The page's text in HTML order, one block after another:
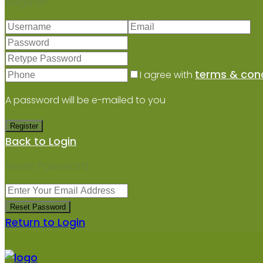
I agree with terms &
A password will be e-mailed to you
Register
Back to Login
Reset Password
Reset Password
Return to Login